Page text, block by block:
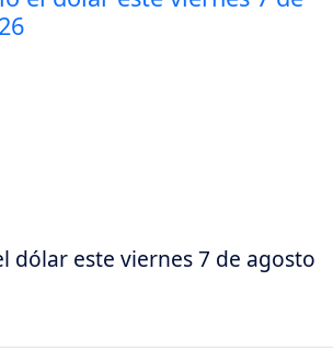
dólar este viernes 7 de agosto